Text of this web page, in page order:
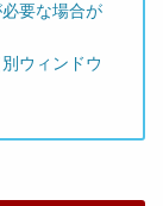
要な場合が
別ウィンドウ